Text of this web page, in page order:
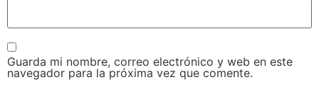
Guarda mi nombre, correo electrónico y web en este
navegador para la próxima vez que comente.